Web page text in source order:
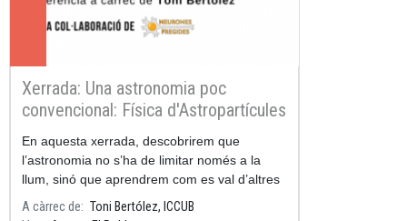
Xerrada: Una astronomia poc
convencional: Física d'Astropartícules
En aquesta xerrada, descobrirem que
l’astronomia no s’ha de limitar només a la
llum, sinó que aprendrem com es val d’altres
partícules per a observar l’Univers.
A càrrec de
Toni Bertólez, ICCUB